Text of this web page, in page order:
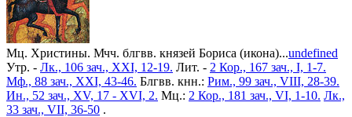
Мц. Христины. Мчч. блгвв. князей Бориса (икона)...undefined
Утр. - Лк., 106 зач., XXI, 12-19. Лит. - 2 Кор., 167 зач., I, 1-7.
Мф., 88 зач., XXI, 43-46. Блгвв. кнн.: Рим., 99 зач., VIII, 28-39.
Ин., 52 зач., XV, 17 - XVI, 2. Мц.: 2 Кор., 181 зач., VI, 1-10. Лк.,
33 зач., VII, 36-50 .